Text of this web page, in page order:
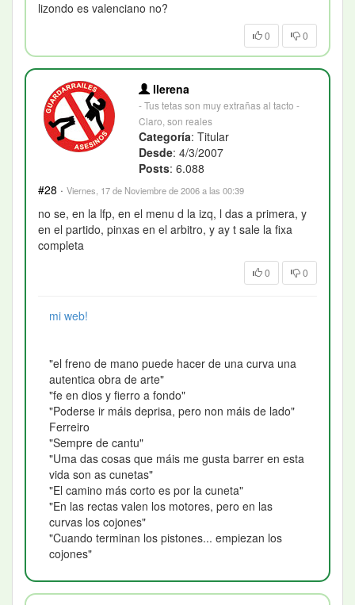
lizondo es valenciano no?
0 0
llerena
- Tus tetas son muy extrañas al tacto -
Claro, son reales
Categoría: Titular
Desde: 4/3/2007
Posts: 6.088
#28 · Viernes, 17 de Noviembre de 2006 a las 00:39
no se, en la lfp, en el menu d la izq, l das a primera, y
en el partido, pinxas en el arbitro, y ay t sale la fixa
completa
0 0
mi web!
"el freno de mano puede hacer de una curva una
autentica obra de arte"
"fe en dios y fierro a fondo"
"Poderse ir máis deprisa, pero non máis de lado"
Ferreiro
"Sempre de cantu"
"Uma das cosas que máis me gusta barrer en esta
vida son as cunetas"
"El camino más corto es por la cuneta"
"En las rectas valen los motores, pero en las
curvas los cojones"
"Cuando terminan los pistones... empiezan los
cojones"